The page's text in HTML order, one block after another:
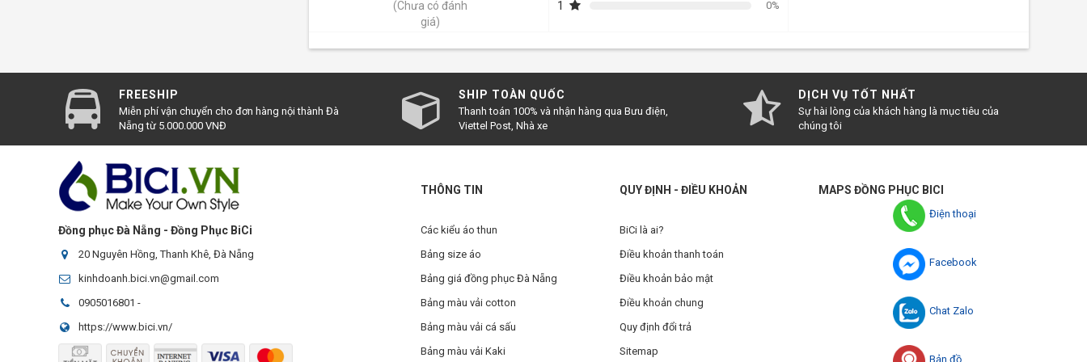
Điện thoại
Facebook
Chat Zalo
Bản đồ
(Chưa có đánh
giá)
1 0%
FREESHIP
Miễn phí vận chuyển cho đơn hàng nội thành Đà
Nẵng từ 5.000.000 VNĐ
SHIP TOÀN QUỐC
Thanh toán 100% và nhận hàng qua Bưu điện,
Viettel Post, Nhà xe
DỊCH VỤ TỐT NHẤT
Sự hài lòng của khách hàng là mục tiêu của
chúng tôi
Đồng phục Đà Nẵng - Đồng Phục BiCi
20 Nguyên Hồng, Thanh Khê, Đà Nẵng
kinhdoanh.bici.vn@gmail.com
0905016801 -
https://www.bici.vn/
THÔNG TIN
Các kiểu áo thun
Bảng size áo
Bảng giá đồng phục Đà Nẵng
Bảng màu vải cotton
Bảng màu vải cá sấu
Bảng màu vải Kaki
QUY ĐỊNH - ĐIỀU KHOẢN
BiCi là ai?
Điều khoản thanh toán
Điều khoản bảo mật
Điều khoản chung
Quy định đổi trả
Sitemap
MAPS ĐỒNG PHỤC BICI